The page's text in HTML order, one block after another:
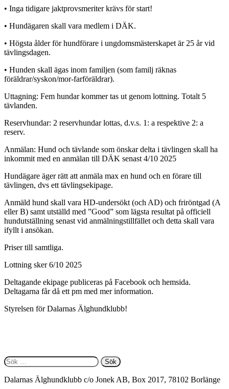
• Inga tidigare jaktprovsmeriter krävs för start!
• Hundägaren skall vara medlem i DÄK.
• Högsta ålder för hundförare i ungdomsmästerskapet är 25 år vid
tävlingsdagen.
• Hunden skall ägas inom familjen (som familj räknas
föräldrar/syskon/mor-farföräldrar).
Uttagning: Fem hundar kommer tas ut genom lottning. Totalt 5
tävlanden.
Reservhundar: 2 reservhundar lottas, d.v.s. 1: a respektive 2: a
reserv.
Anmälan: Hund och tävlande som önskar delta i tävlingen skall ha
inkommit med en anmälan till DÄK senast 4/10 2025
Hundägare äger rätt att anmäla max en hund och en förare till
tävlingen, dvs ett tävlingsekipage.
Anmäld hund skall vara HD-undersökt (och AD) och friröntgad (A
eller B) samt utställd med ”Good” som lägsta resultat på officiell
hundutställning senast vid anmälningstillfället och detta skall vara
ifyllt i ansökan.
Priser till samtliga.
Lottning sker 6/10 2025
Deltagande ekipage publiceras på Facebook och hemsida.
Deltagarna får då ett pm med mer information.
Styrelsen för Dalarnas Älghundklubb!
Sök
efter:
Dalarnas Älghundklubb c/o Jonek AB, Box 2017, 78102 Borlänge